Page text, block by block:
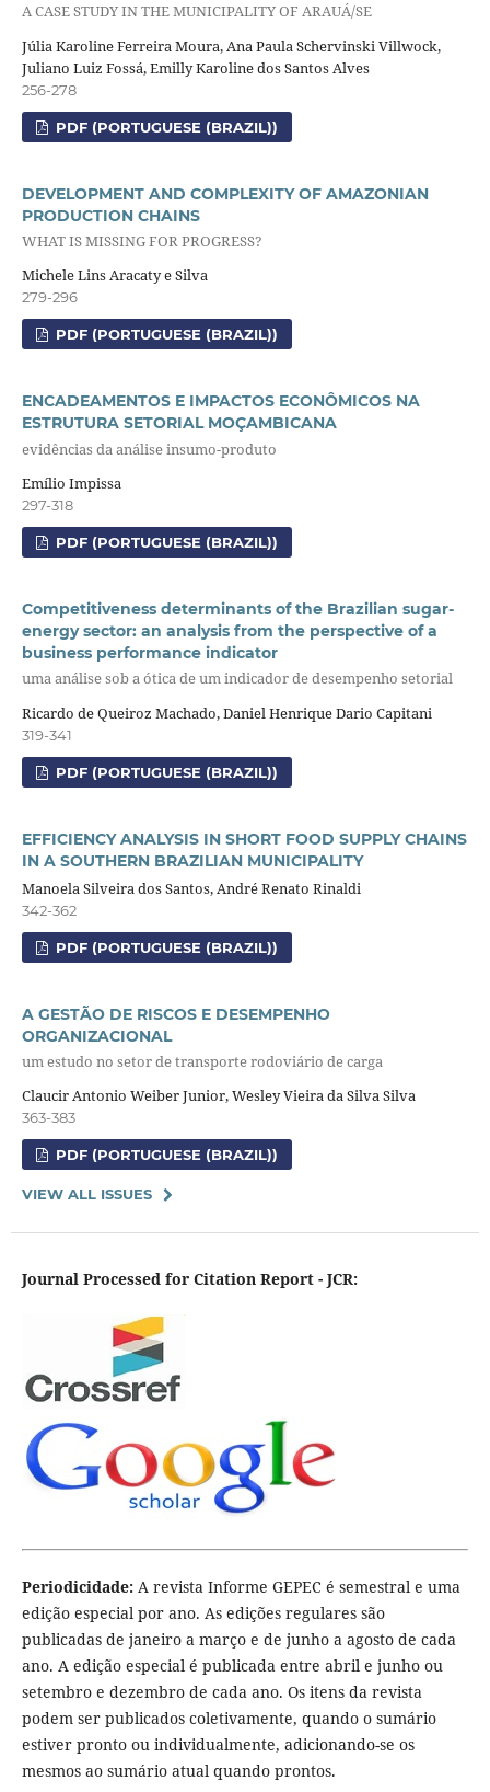
A CASE STUDY IN THE MUNICIPALITY OF ARAUÁ/SE
Júlia Karoline Ferreira Moura, Ana Paula Schervinski Villwock,
Juliano Luiz Fossá, Emilly Karoline dos Santos Alves
256-278
PDF (PORTUGUESE (BRAZIL))
DEVELOPMENT AND COMPLEXITY OF AMAZONIAN
PRODUCTION CHAINS
WHAT IS MISSING FOR PROGRESS?
Michele Lins Aracaty e Silva
279-296
PDF (PORTUGUESE (BRAZIL))
ENCADEAMENTOS E IMPACTOS ECONÔMICOS NA
ESTRUTURA SETORIAL MOÇAMBICANA
evidências da análise insumo-produto
Emílio Impissa
297-318
PDF (PORTUGUESE (BRAZIL))
Competitiveness determinants of the Brazilian sugar-
energy sector: an analysis from the perspective of a
business performance indicator
uma análise sob a ótica de um indicador de desempenho setorial
Ricardo de Queiroz Machado, Daniel Henrique Dario Capitani
319-341
PDF (PORTUGUESE (BRAZIL))
EFFICIENCY ANALYSIS IN SHORT FOOD SUPPLY CHAINS
IN A SOUTHERN BRAZILIAN MUNICIPALITY
Manoela Silveira dos Santos, André Renato Rinaldi
342-362
PDF (PORTUGUESE (BRAZIL))
A GESTÃO DE RISCOS E DESEMPENHO
ORGANIZACIONAL
um estudo no setor de transporte rodoviário de carga
Claucir Antonio Weiber Junior, Wesley Vieira da Silva Silva
363-383
PDF (PORTUGUESE (BRAZIL))
VIEW ALL ISSUES
Journal Processed for Citation Report - JCR:
Periodicidade: A revista Informe GEPEC é semestral e uma
edição especial por ano. As edições regulares são
publicadas de janeiro a março e de junho a agosto de cada
ano. A edição especial é publicada entre abril e junho ou
setembro e dezembro de cada ano. Os itens da revista
podem ser publicados coletivamente, quando o sumário
estiver pronto ou individualmente, adicionando-se os
mesmos ao sumário atual quando prontos.